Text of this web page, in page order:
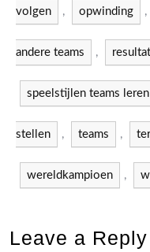
volgen , opwinding ,
andere teams ,
speelstijlen teams
stellen , teams ,
wereldkampioen ,
Leave a Reply